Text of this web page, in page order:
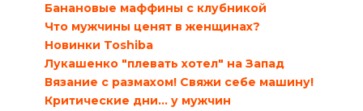
Банановые маффины с клубникой
Что мужчины ценят в женщинах?
Новинки Toshiba
Лукашенко "плевать хотел" на Запад
Вязание с размахом! Свяжи себе машину!
Критические дни… у мужчин